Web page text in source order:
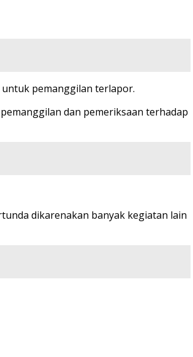
pemanggilan terlapor.
dan pemeriksaan terhadap
dikarenakan banyak kegiatan lain